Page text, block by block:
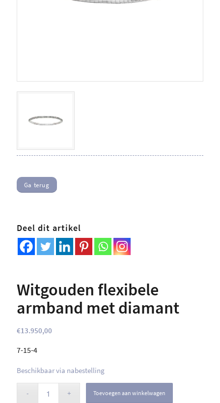
Ga terug
Deel dit artikel
Witgouden flexibele
armband met diamant
€13.950,00
7-15-4
Beschikbaar via nabestelling
Toevoegen aan winkelwagen